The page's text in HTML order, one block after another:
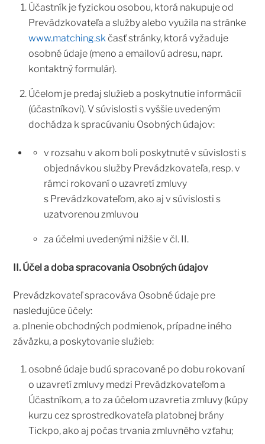
Účastník je fyzickou osobou, ktorá nakupuje od
Prevádzkovateľa a služby alebo využila na stránke
www.matching.sk časť stránky, ktorá vyžaduje
osobné údaje (meno a emailovú adresu, napr.
kontaktný formulár).
Účelom je predaj služieb a poskytnutie informácií
(účastníkovi). V súvislosti s vyššie uvedeným
dochádza k spracúvaniu Osobných údajov:
v rozsahu v akom boli poskytnuté v súvislosti s
objednávkou služby Prevádzkovateľa, resp. v
rámci rokovaní o uzavretí zmluvy
s Prevádzkovateľom, ako aj v súvislosti s
uzatvorenou zmluvou
za účelmi uvedenými nižšie v čl. II.
II. Účel a doba spracovania Osobných údajov
Prevádzkovateľ spracováva Osobné údaje pre
nasledujúce účely:
a. plnenie obchodných podmienok, prípadne iného
záväzku, a poskytovanie služieb:
osobné údaje budú spracované po dobu rokovaní
o uzavretí zmluvy medzi Prevádzkovateľom a
Účastníkom, a to za účelom uzavretia zmluvy (kúpy
kurzu cez sprostredkovateľa platobnej brány
Tickpo, ako aj počas trvania zmluvného vzťahu;